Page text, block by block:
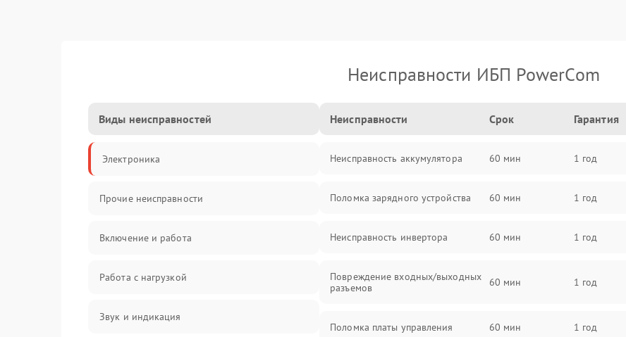
Неисправности ИБП PowerCom
Виды неисправностей
Электроника
Прочие неисправности
Включение и работа
Работа с нагрузкой
Звук и индикация
Неисправности Срок Гарантия
Неисправность аккумулятора 60 мин 1 год
Поломка зарядного устройства 60 мин 1 год
Неисправность инвертора 60 мин 1 год
Повреждение входных/выходных
разъемов
60 мин 1 год
Поломка платы управления 60 мин 1 год